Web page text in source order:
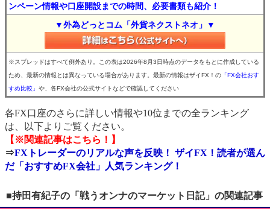
ンペーン情報や口座開設までの時間、必要書類も紹介！
▼外為どっとコム「外貨ネクストネオ」▼
※スプレッドはすべて例外あり。この表は2026年8月3日時点のデータをもとに作成している
ため、最新の情報とは異なっている場合があります。最新の情報はザイFX！の 「FX会社おす
すめ比較」 や、各FX会社の公式サイトなどで確認してください
各FX口座のさらに詳しい情報や10位までの全ランキング
は、以下よりご覧ください。
【※関連記事はこちら！】
⇒FXトレーダーのリアルな声を反映！ ザイFX！読者が選ん
だ「おすすめFX会社」人気ランキング！
■持田有紀子の「戦うオンナのマーケット日記」の関連記事